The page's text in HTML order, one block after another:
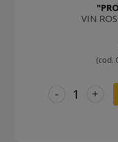
VIN
(cod.
+
-